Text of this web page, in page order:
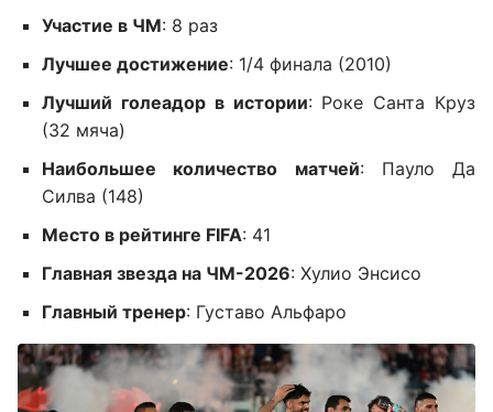
Участие в ЧМ: 8 раз
Лучшее достижение: 1/4 финала (2010)
Лучший голеадор в истории: Роке Санта Круз
(32 мяча)
Наибольшее количество матчей: Пауло Да
Силва (148)
Место в рейтинге FIFA: 41
Главная звезда на ЧМ-2026: Хулио Энсисо
Главный тренер: Густаво Альфаро